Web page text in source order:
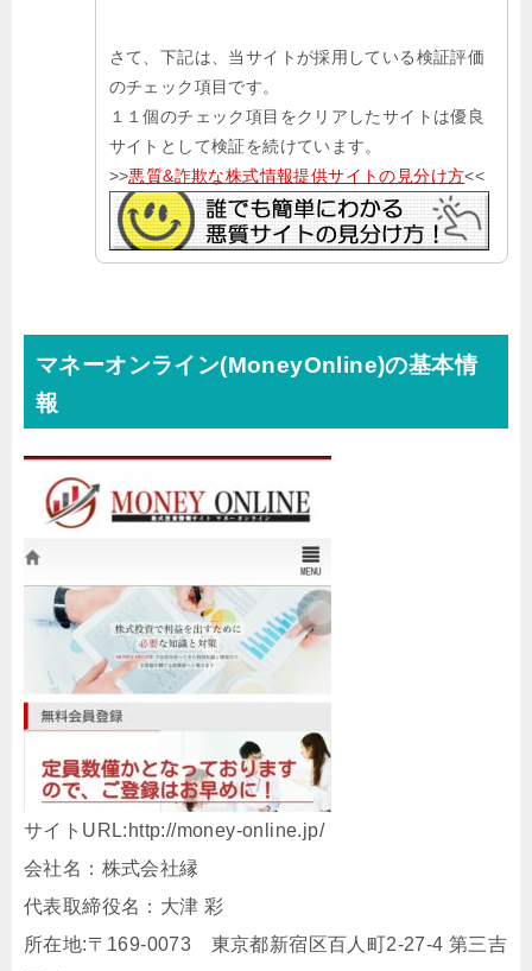
さて、下記は、当サイトが採用している検証評価
のチェック項目です。
１１個のチェック項目をクリアしたサイトは優良
サイトとして検証を続けています。
>>悪質&詐欺な株式情報提供サイトの見分け方<<
マネーオンライン(MoneyOnline)の基本情
報
サイトURL:http://money-online.jp/
会社名：株式会社縁
代表取締役名：大津 彩
所在地:〒169-0073 東京都新宿区百人町2-27-4 第三吉